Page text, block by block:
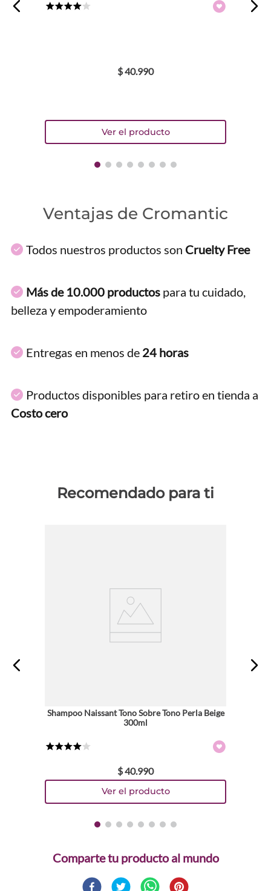
$40.990
Ventajas de Cromantic
Todos nuestros productos son Cruelty Free
Más de 10.000 productos para tu cuidado,
belleza y empoderamiento
Entregas en menos de 24 horas
Productos disponibles para retiro en tienda a
Costo cero
Recomendado para ti
Shampoo Naissant Tono Sobre Tono Perla Beige
300ml
$40.990
Comparte